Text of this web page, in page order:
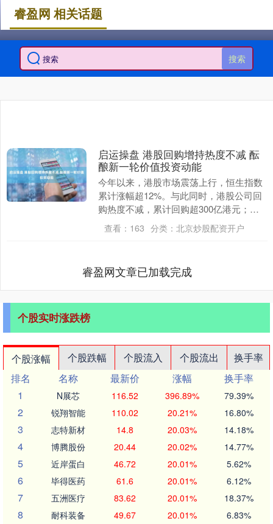
搜索
睿盈网 相关话题
启运操盘 港股回购增持热度不减 酝
酿新一轮价值投资动能
今年以来，港股市场震荡上行，恒生指数
累计涨幅超12%。与此同时，港股公司回
购热度不减，累计回购超300亿港元；港
股公司大股东则频频出手增持自家公司。
业内人士认....
查看： 163 分类： 北京炒股配资开户
睿盈网文章已加载完成
个股实时涨跌榜
个股涨幅 个股跌幅 个股流入 个股流出
换手率
排名
名称 最新价 涨幅
换手率
1
N展芯 116.52 396.89% 79.39%
2 锐翔智能 110.02 20.21% 16.80%
3 志特新材 14.8 20.03% 14.18%
4 博腾股份 20.44 20.02% 14.77%
5 近岸蛋白 46.72 20.01% 5.62%
6 毕得医药 61.6 20.01% 6.12%
7 五洲医疗 83.62 20.01% 18.37%
8 耐科装备 49.67 20.01% 6.83%